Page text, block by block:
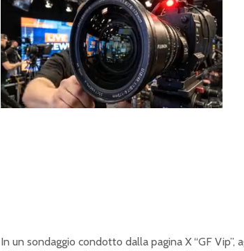
n
m
o
In un sondaggio condotto dalla pagina X “GF Vip”,